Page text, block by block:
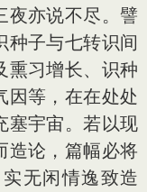
夜亦说不尽。譬
种子与七转识间
熏习增长、识种
因等，在在处处
塞宇宙。若以现
造论，篇幅必将
无闲情逸致造